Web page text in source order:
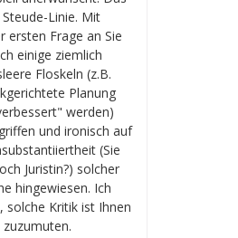
Linie. Mit
ersten Frage an Sie
einige ziemlich
Floskeln (z.B.
Planung
werden)
und ironisch auf
(Sie
Juristin?) solcher
hingewiesen. Ich
solche Kritik ist Ihnen
zuzumuten.